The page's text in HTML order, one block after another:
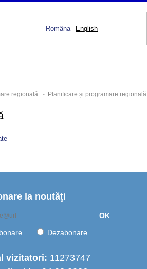
Româna English
regională - Planificare și programare regională
la noutăţi
OK
Dezabonare
vizitatori: 11273747